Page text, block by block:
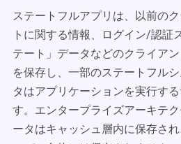
ステートフルアプリは、以前の
トに関する情報、ログイン/認証
テート」データなどのクライア
を保存し、一部のステートフル
タはアプリケーションを実行す
す。エンタープライズアーキテ
ータはキャッシュ層内に保存さ